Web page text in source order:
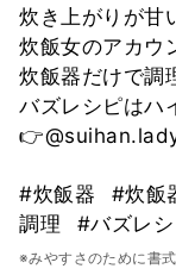
炊き上がりが甘
炊飯女のアカウ
炊飯器だけで調
バズレシピはハ
#炊飯器 #炊飯
調理
#バズレ
※みやすさのために書